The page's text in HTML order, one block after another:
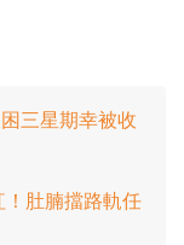
三星期幸被收
！肚腩擋路軌任